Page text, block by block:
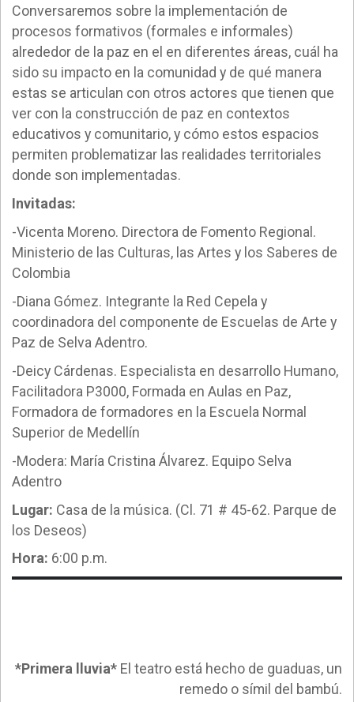
Conversaremos sobre la implementación de
procesos formativos (formales e informales)
alrededor de la paz en el en diferentes áreas, cuál ha
sido su impacto en la comunidad y de qué manera
estas se articulan con otros actores que tienen que
ver con la construcción de paz en contextos
educativos y comunitario, y cómo estos espacios
permiten problematizar las realidades territoriales
donde son implementadas.
Invitadas:
-Vicenta Moreno. Directora de Fomento Regional.
Ministerio de las Culturas, las Artes y los Saberes de
Colombia
-Diana Gómez. Integrante la Red Cepela y
coordinadora del componente de Escuelas de Arte y
Paz de Selva Adentro.
-Deicy Cárdenas. Especialista en desarrollo Humano,
Facilitadora P3000, Formada en Aulas en Paz,
Formadora de formadores en la Escuela Normal
Superior de Medellín
-Modera: María Cristina Álvarez. Equipo Selva
Adentro
Lugar: Casa de la música. (Cl. 71 # 45-62. Parque de
los Deseos)
Hora: 6:00 p.m.
*Primera lluvia* El teatro está hecho de guaduas, un
remedo o símil del bambú.